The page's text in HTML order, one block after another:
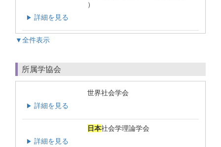
）
▶ 詳細を見る
▼全件表示
所属学協会
世界社会学会
▶ 詳細を見る
日本社会学理論学会
▶ 詳細を見る